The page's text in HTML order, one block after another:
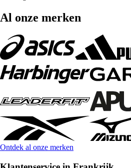
Al onze merken
Ontdek al onze merken